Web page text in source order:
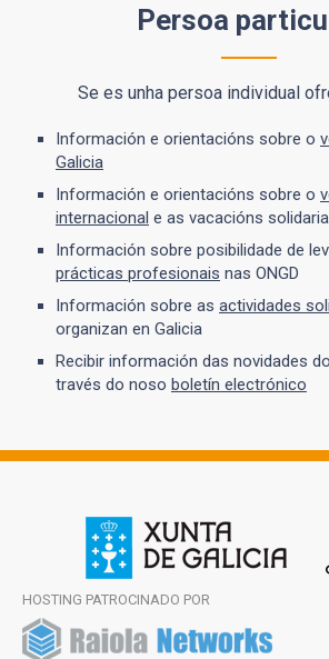
Persoa
Se es unha persoa individual
Información e orientacións sobre o
Galicia
Información e orientacións sobre o
internacional e as vacacións
Información sobre posibilidade de
prácticas profesionais nas ONGD
Información sobre as actividades
organizan en Galicia
Recibir información das novidades
través do noso boletín electrónico
HOSTING PATROCINADO POR